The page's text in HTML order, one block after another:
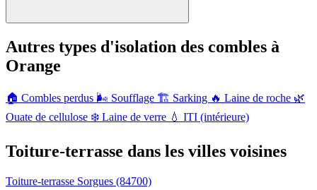
Autres types d'isolation des combles à
Orange
🏠 Combles perdus 🌬️ Soufflage 🏗️ Sarking 🔥 Laine de roche 🌿
Ouate de cellulose ❄️ Laine de verre 💧 ITI (intérieure)
Toiture-terrasse dans les villes voisines
Toiture-terrasse Sorgues (84700)